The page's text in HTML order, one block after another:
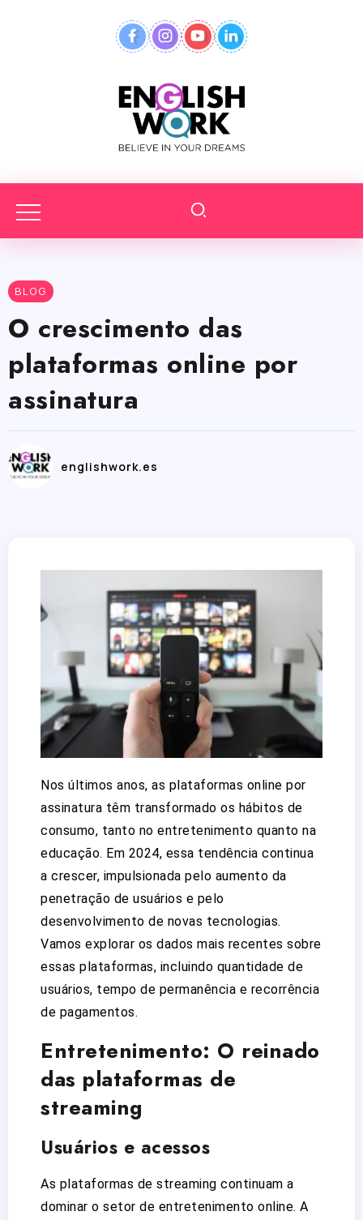
BLOG
O crescimento das
plataformas online por
assinatura
englishwork.es
Nos últimos anos, as plataformas online por
assinatura têm transformado os hábitos de
consumo, tanto no entretenimento quanto na
educação. Em 2024, essa tendência continua
a crescer, impulsionada pelo aumento da
penetração de usuários e pelo
desenvolvimento de novas tecnologias.
Vamos explorar os dados mais recentes sobre
essas plataformas, incluindo quantidade de
usuários, tempo de permanência e recorrência
de pagamentos.
Entretenimento: O reinado
das plataformas de
streaming
Usuários e acessos
As plataformas de streaming continuam a
dominar o setor de entretenimento online. A